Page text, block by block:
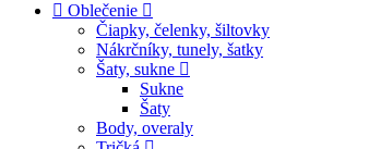
Oblečenie
Čiapky, čelenky, šiltovky
Nákrčníky, tunely, šatky
Šaty, sukne
Sukne
Šaty
Body, overaly